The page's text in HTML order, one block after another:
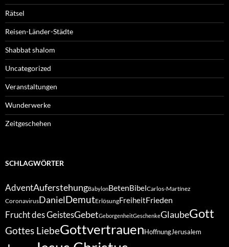
Rätsel
Reisen-Länder-Städte
Shabbat shalom
Uncategorized
Veranstaltungen
Wunderwerke
Zeitgeschehen
SCHLAGWÖRTER
AdventAuferstehungBabylonBetenBibelCarlos-Martínez
CoronavirusDanielDemutErlösungFreiheitFrieden
Frucht des GeistesGebetGeborgenheitGeschenkeGlaubeGott
Gottes LiebeGottvertrauenHoffnungJerusalem